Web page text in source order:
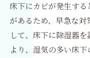
床下にカビが発生す
があるため、早急な
して、床下に除湿器
より、湿気の多い床